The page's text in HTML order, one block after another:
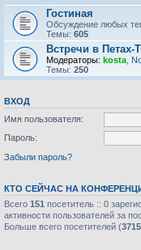
Гостиная
Обсуждение любых
Темы: 605
Встречи в Петах-
Модераторы: kosta
Темы: 250
ВХОД
Имя пользователя:
Пароль:
Забыли пароль?
КТО СЕЙЧАС НА
Всего 151 посетитель :: 0
активности пользователей за
Больше всего посетителей (3715